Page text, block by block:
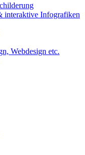
interaktive Infografiken
Webdesign etc.